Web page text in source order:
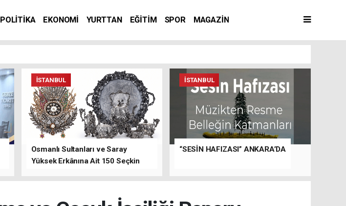
POLİTİKA EKONOMİ YURTTAN EĞİTİM SPOR MAGAZİN
İSTANBUL
Osmanlı Sultanları ve Saray
Yüksek Erkânına Ait 150 Seçkin
İSTANBUL
“SESİN HAFIZASI” ANKARA’DA